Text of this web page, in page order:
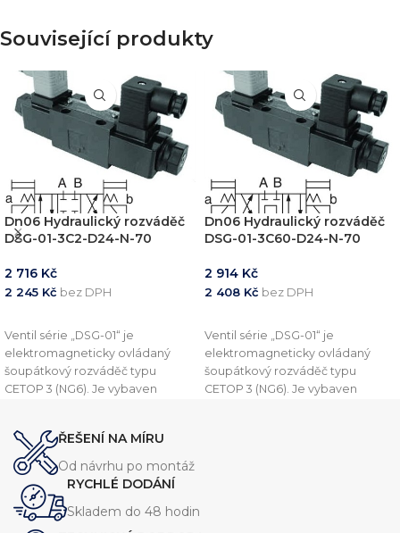
Související produkty
Dn06 Hydraulický rozváděč
DSG-01-3C2-D24-N-70
2 716 Kč
2 245 Kč bez DPH
Ventil série „DSG-01“ je
elektromagneticky ovládaný
šoupátkový rozváděč typu
CETOP 3 (NG6). Je vybaven
rychlé ovládání. Tento rozvaděč
je navržen s ohledem na
vysokou spolehlivost, nízké
tlakové ztráty a snadnou
instalaci.
Dn06 Hydraulický rozváděč
DSG-01-3C60-D24-N-70
2 914 Kč
2 408 Kč bez DPH
Ventil série „DSG-01“ je
elektromagneticky ovládaný
šoupátkový rozváděč typu
CETOP 3 (NG6). Je vybaven
ŘEŠENÍ NA MÍRU
Od návrhu po montáž
RYCHLÉ DODÁNÍ
Skladem do 48 hodin